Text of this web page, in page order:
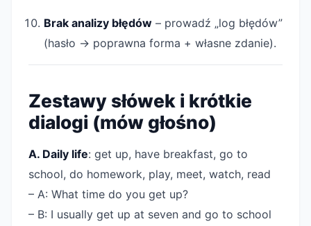
Brak analizy błędów– prowadź „log błędów”
(hasło → poprawna forma + własne zdanie).
Zestawy słówek i krótkie
dialogi (mów głośno)
A. Daily life: get up, have breakfast, go to
school, do homework, play, meet, watch, read
– A: What time do you get up?
– B: I usually get up at seven and go to school